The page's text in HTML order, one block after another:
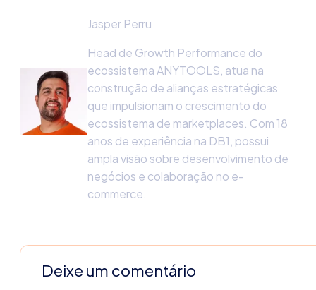
Jasper Perru
Head de Growth Performance do
ecossistema ANYTOOLS, atua na
construção de alianças estratégicas
que impulsionam o crescimento do
ecossistema de marketplaces. Com 18
anos de experiência na DB1, possui
ampla visão sobre desenvolvimento de
negócios e colaboração no e-
commerce.
Deixe um comentário